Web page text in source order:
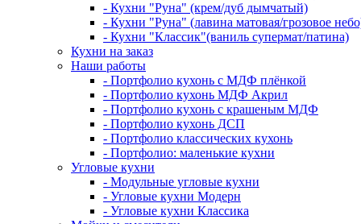
- Кухни "Руна" (крем/дуб дымчатый)
- Кухни "Руна" (лавина матовая/грозовое
- Кухни "Классик"(ваниль супермат/патина)
Кухни на заказ
Наши работы
- Портфолио кухонь с МДФ плёнкой
- Портфолио кухонь МДФ Акрил
- Портфолио кухонь с крашеным МДФ
- Портфолио кухонь ДСП
- Портфолио классических кухонь
- Портфолио: маленькие кухни
Угловые кухни
- Модульные угловые кухни
- Угловые кухни Модерн
- Угловые кухни Классика